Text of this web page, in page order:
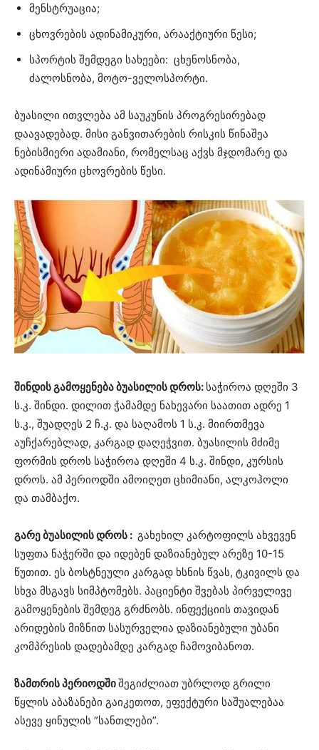
მენსტრუაცია;
ცხოვრების ადინამიკური, არააქტიური წესი;
სპორტის შემდეგი სახეები: ცხენოსნობა,
ძალოსნობა, მოტო-ველოსპორტი.
ბუასილი ითვლება ამ საუკუნის პროგრესირებად
დაავადებად. მისი განვითარების რისკის წინაშეა
ნებისმიერი ადამიანი, რომელსაც აქვს მჯდომარე და
ადინამიური ცხოვრების წესი.
შინდის გამოყენება ბუასილის დროს: საჭიროა დღეში 3
ს.კ. შინდი. დილით ჭამამდე ნახევარი საათით ადრე 1
ს.კ., შუადღეს 2 ჩ.კ. და საღამოს 1 ს.კ. მიირთმევა
აუჩქარებლად, კარგად დაღეჭვით. ბუასილის მძიმე
ფორმის დროს საჭიროა დღეში 4 ს.კ. შინდი, კურსის
დროს. ამ პერიოდში ამოიღეთ ცხიმიანი, ალკოჰოლი
და თამბაქო.
გარე ბუასილის დროს : გახეხილ კარტოფილს ახვევენ
სუფთა ნაჭერში და იდებენ დაზიანებულ არეზე 10-15
წუთით. ეს ბოსტნეული კარგად ხსნის წვას, ტკივილს და
სხვა მსგავს სიმპტომებს. პაციენტი შვებას პირველივე
გამოყენების შემდეგ გრძნობს. ინფექციის თავიდან
არიდების მიზნით სასურველია დაზიანებული უბანი
კომპრესის დადებამდე კარგად ჩამოვიბანოთ.
ზამთრის პერიოდშიშეგიძლიათ უბრლოდ გრილი
წყლის აბაზანები გაიკეთოთ, ეფექტური საშუალებაა
ასევე ყინულის ”სანთლები”.